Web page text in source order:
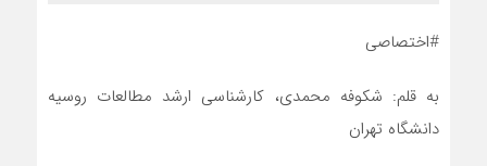
#اختصاصی
به قلم: شکوفه محمدی، کارشناسی ارشد مطالعات روسیه
دانشگاه تهران